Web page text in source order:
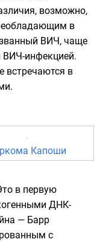
возможно,
в
ВИЧ, чаще
ВИЧ-инфекцией.
встречаются в
Капоши
в первую
ДНК-
— Барр
с